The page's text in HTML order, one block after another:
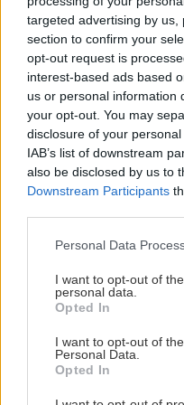
targeted advertising by
section to confirm your
opt-out request is
interest-based ads based
us or personal information
your opt-out. You may
disclosure of your
IAB’s list of downstream
also be disclosed by us to
Downstream Participants
Please note that this
not limited to your visit or
grant or deny consent to
use your data for below
consent section.
Personal Data
I want to opt-out of
personal data.
Opted In
I want to opt-out of
Personal Data.
Opted In
sucho a teplo? Tieto
vysaďte na miesta, na
ktoré slnko svieti celý
deň
ochabnuté izbové
rastliny? Pravda vás
možno prekvapí
CHALUPA